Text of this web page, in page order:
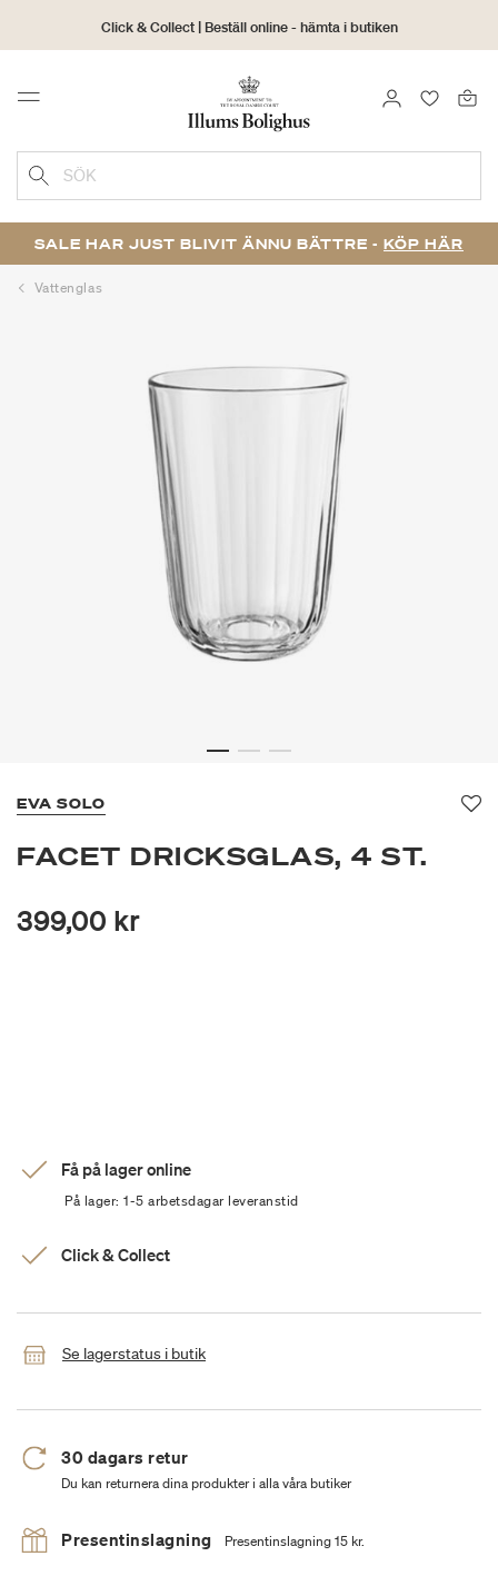
Click & Collect | Beställ online - hämta i butiken
30 dagars returrätt
Menu LOGGA IN
SÖK
SALE HAR JUST BLIVIT ÄNNU BÄTTRE - KÖP HÄR
Vattenglas
EVA SOLO
FACET DRICKSGLAS, 4 ST.
399,00 kr
Få på lager online
På lager: 1-5 arbetsdagar leveranstid
Click & Collect
Se lagerstatus i butik
30 dagars retur
Du kan returnera dina produkter i alla våra butiker
Presentinslagning Presentinslagning 15 kr.